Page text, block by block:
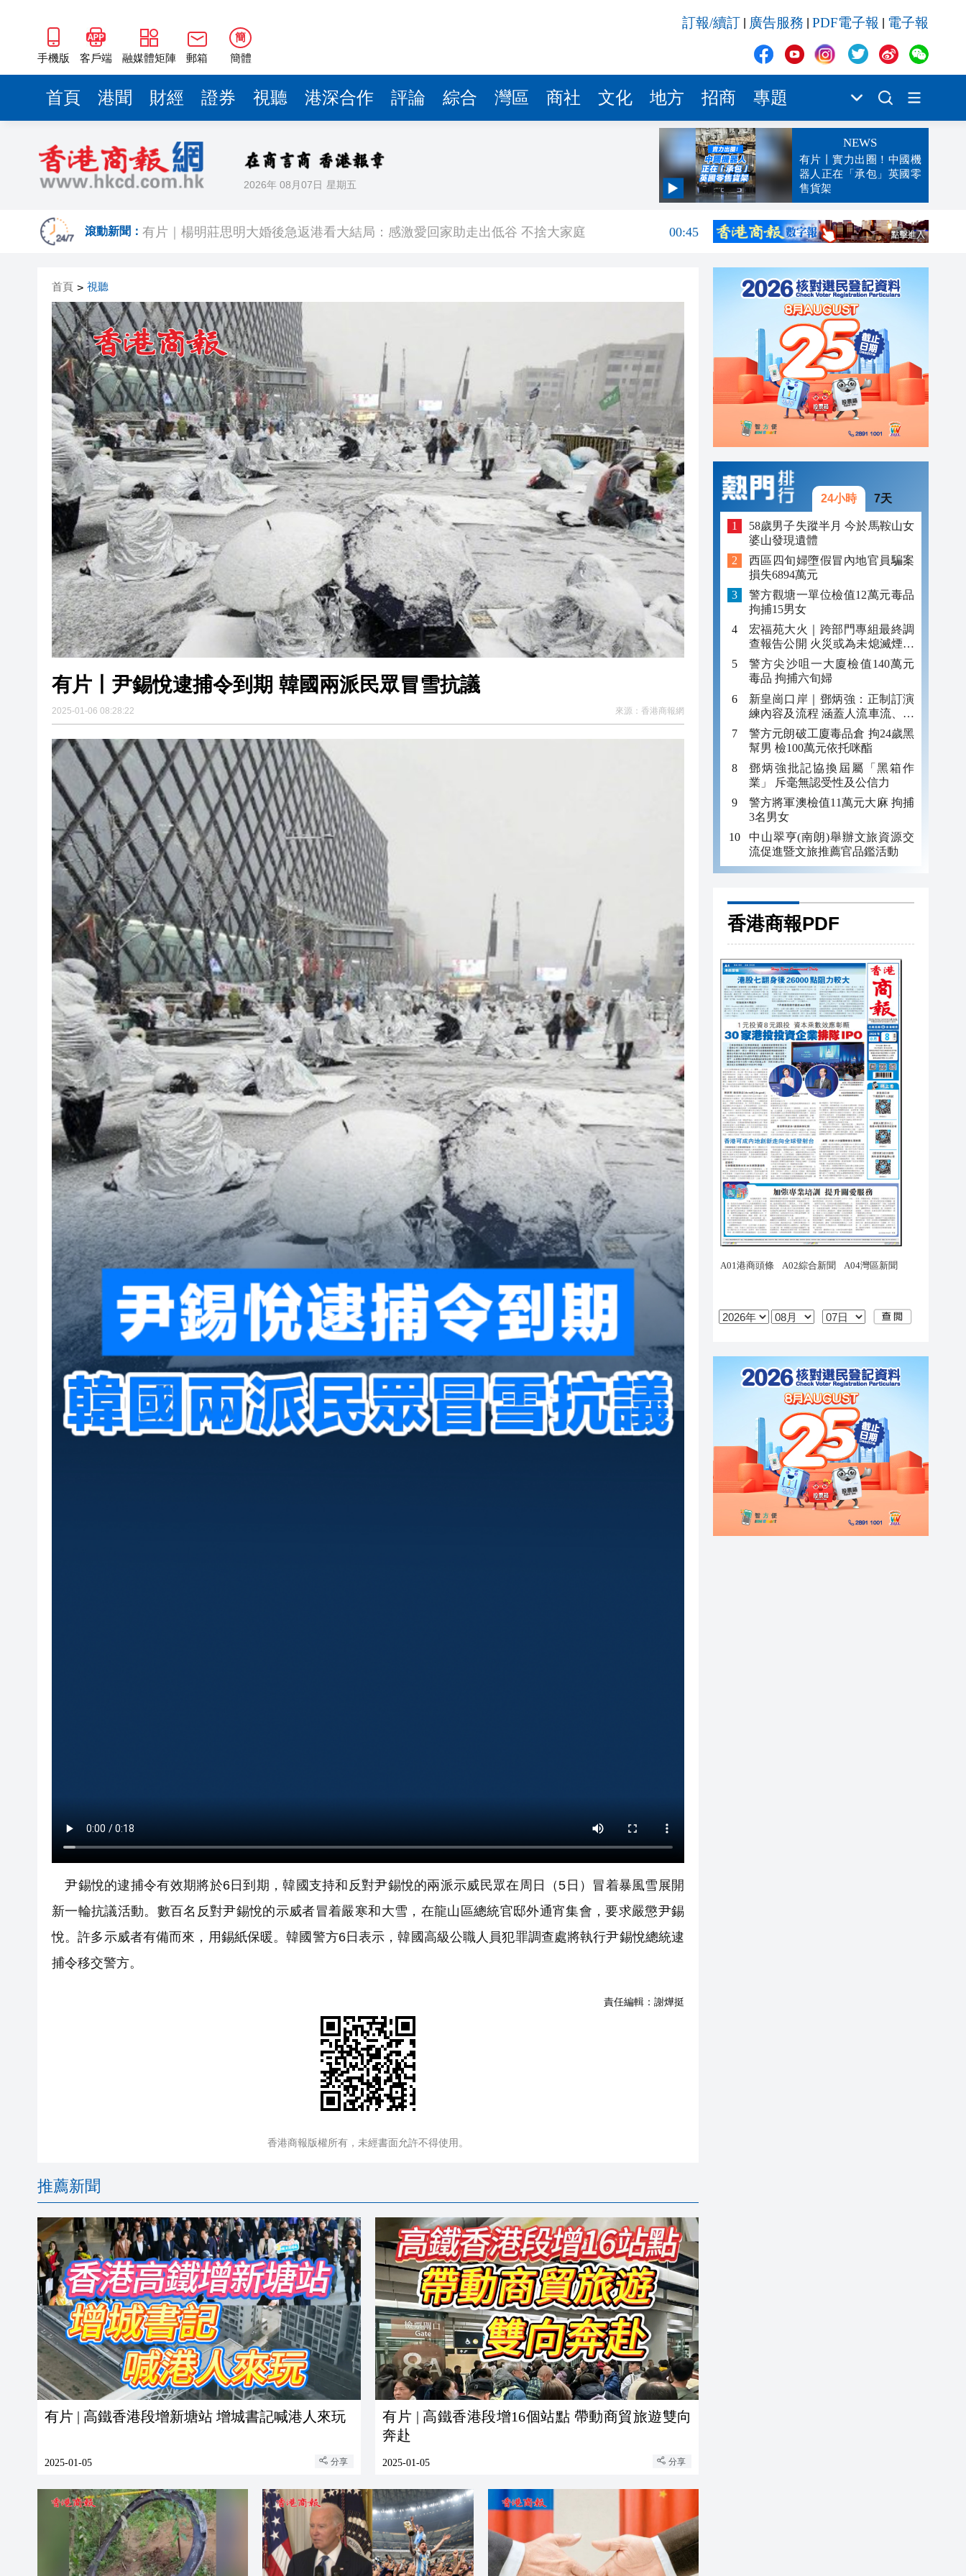
手機版 客戶端 融媒體矩陣 郵箱
簡
簡體
訂報/續訂 廣告服務 PDF電子報 電子報
首頁 港聞 財經 證券 視聽 港深合作 評論 綜合 灣區 商社 文化 地方 招商 專題
2026年 08月07日 星期五
NEWS
有片丨實力出圈！中國機
器人正在「承包」英國零
售貨架
滾動新聞：
04:29
有片｜楊明莊思明大婚後急返港看大結局：感激愛回家助走出低谷 不捨大家庭
00:45
有片丨【《愛回家》迎大結局】銀髮男團「大四喜」：十年深厚情誼 有歡亦有淚 緬懷「豹
叔」黎彼得
入境處反非法勞工行動拘12人
社署籲市民提防偽冒社署通訊程式賬戶
23:38
李家超：鼓勵保險業開發跨境產品 便利灣區居民
23:29
首頁 > 視聽
有片丨尹錫悅逮捕令到期 韓國兩派民眾冒雪抗議
2025-01-06 08:28:22 來源： 香港商報網
尹錫悅的逮捕令有效期將於6日到期，韓國支持和反對尹錫悅的兩派示威民眾在周日（5日）冒着暴風雪展開
新一輪抗議活動。數百名反對尹錫悅的示威者冒着嚴寒和大雪，在龍山區總統官邸外通宵集會，要求嚴懲尹錫
悅。許多示威者有備而來，用錫紙保暖。韓國警方6日表示，韓國高級公職人員犯罪調查處將執行尹錫悅總統逮
捕令移交警方。
責任編輯： 謝燁挺
香港商報版權所有，未經書面允許不得使用。
推薦新聞
有片 | 高鐵香港段增新塘站 增城書記喊港人來玩
2025-01-05 分享
有片 | 高鐵香港段增16個站點 帶動商貿旅遊雙向
奔赴
2025-01-05 分享
24小時 7天
58歲男子失蹤半月 今於馬鞍山女
婆山發現遺體
西區四旬婦墮假冒內地官員騙案
損失6894萬元
警方觀塘一單位檢值12萬元毒品
拘捕15男女
宏福苑大火｜跨部門專組最終調
查報告公開 火災或為未熄滅煙頭
引發
警方尖沙咀一大廈檢值140萬元
毒品 拘捕六旬婦
新皇崗口岸｜鄧炳強：正制訂演
練內容及流程 涵蓋人流車流、緊
急應變等
警方元朗破工廈毒品倉 拘24歲黑
幫男 檢100萬元依托咪酯
鄧炳強批記協換屆屬「黑箱作
業」 斥毫無認受性及公信力
警方將軍澳檢值11萬元大麻 拘捕
3名男女
中山翠亨(南朗)舉辦文旅資源交
流促進暨文旅推薦官品鑑活動
香港商報PDF